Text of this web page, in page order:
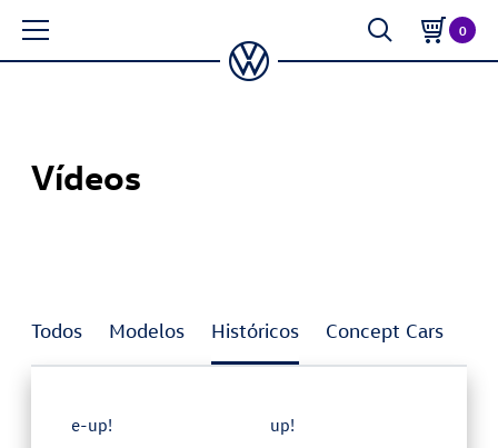
0
Vídeos
Todos Modelos Históricos Concept Cars
e-up! up!